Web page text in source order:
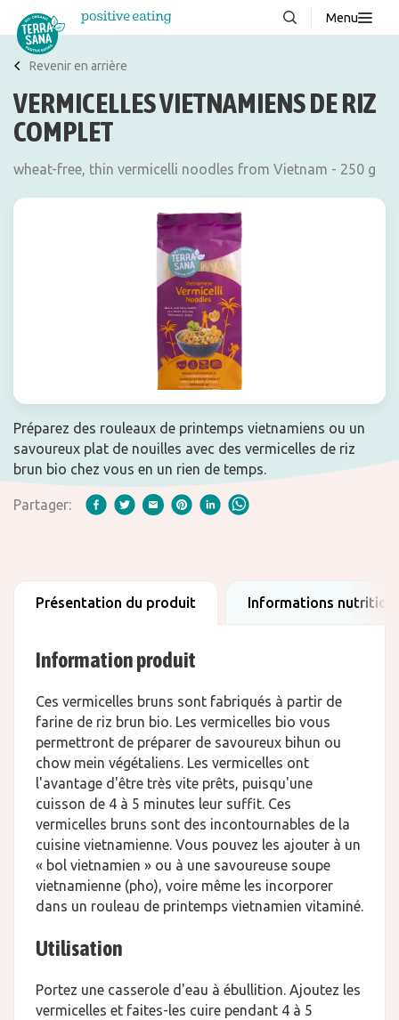
Menu
À propos de nous
Blog
FAQ
Recettes
Revenir en arrière
VERMICELLES VIETNAMIENS DE RIZ
COMPLET
wheat-free, thin vermicelli noodles from Vietnam - 250 g
Préparez des rouleaux de printemps vietnamiens ou un
savoureux plat de nouilles avec des vermicelles de riz
brun bio chez vous en un rien de temps.
Partager:
Présentation du produit Informations
Information produit
Ces vermicelles bruns sont fabriqués à partir de
farine de riz brun bio. Les vermicelles bio vous
permettront de préparer de savoureux bihun ou
chow mein végétaliens. Les vermicelles ont
l'avantage d'être très vite prêts, puisqu'une
cuisson de 4 à 5 minutes leur suffit. Ces
vermicelles bruns sont des incontournables de la
cuisine vietnamienne. Vous pouvez les ajouter à un
« bol vietnamien » ou à une savoureuse soupe
vietnamienne (pho), voire même les incorporer
dans un rouleau de printemps vietnamien vitaminé.
Utilisation
Portez une casserole d'eau à ébullition. Ajoutez les
vermicelles et faites-les cuire pendant 4 à 5